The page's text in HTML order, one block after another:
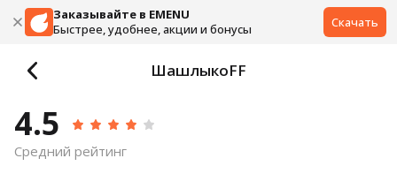
Заказывайте в EMENU
Быстрее, удобнее, акции и бонусы
Скачать
ШашлыкоFF
4.5
Средний рейтинг